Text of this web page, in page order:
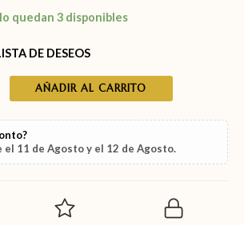
quedan 3 disponibles
DE DESEOS
AÑADIR AL CARRITO
el 11 de Agostoy el 12 de Agosto.